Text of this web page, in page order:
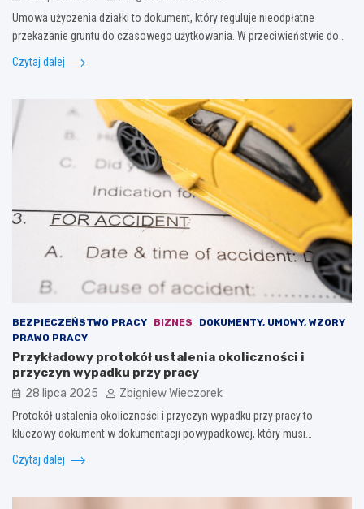
Umowa użyczenia działki to dokument, który reguluje nieodpłatne
przekazanie gruntu do czasowego użytkowania. W przeciwieństwie do…
Czytaj dalej
BEZPIECZEŃSTWO PRACY BIZNES
DOKUMENTY, UMOWY, WZORY
PRAWO PRACY
Przykładowy protokół ustalenia okoliczności i
przyczyn wypadku przy pracy
28 lipca 2025 Zbigniew Wieczorek
Protokół ustalenia okoliczności i przyczyn wypadku przy pracy to
kluczowy dokument w dokumentacji powypadkowej, który musi…
Czytaj dalej